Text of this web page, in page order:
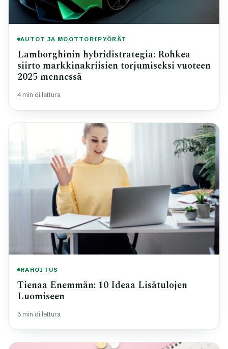
AUTOT JA MOOTTORIPYÖRÄT
Lamborghinin hybridistrategia: Rohkea
siirto markkinakriisien torjumiseksi vuoteen
2025 mennessä
4 min di lettura
RAHOITUS
Tienaa Enemmän: 10 Ideaa Lisätulojen
Luomiseen
3 min di lettura